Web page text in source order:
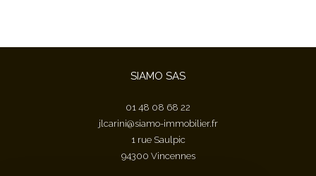
SIAMO SAS
01 48 08 68 22
jlcarini@siamo-immobilier.fr
1 rue Saulpic
94300
vincennes